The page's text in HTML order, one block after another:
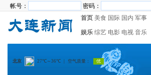
帐号： 密码：
首页 美食 国际 国内 军事
娱乐 综艺 电影 电视 音乐